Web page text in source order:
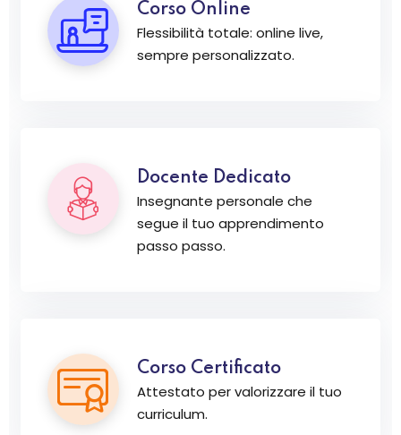
Corso Online
Flessibilità totale: online live,
sempre personalizzato.
Docente Dedicato
Insegnante personale che
segue il tuo apprendimento
passo passo.
Corso Certificato
Attestato per valorizzare il tuo
curriculum.